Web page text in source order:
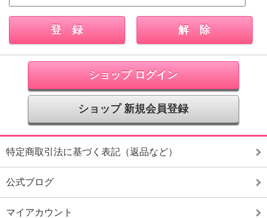
ショップ ログイン
ショップ 新規会員登録
特定商取引法に基づく表記（返品など）
公式ブログ
マイアカウント